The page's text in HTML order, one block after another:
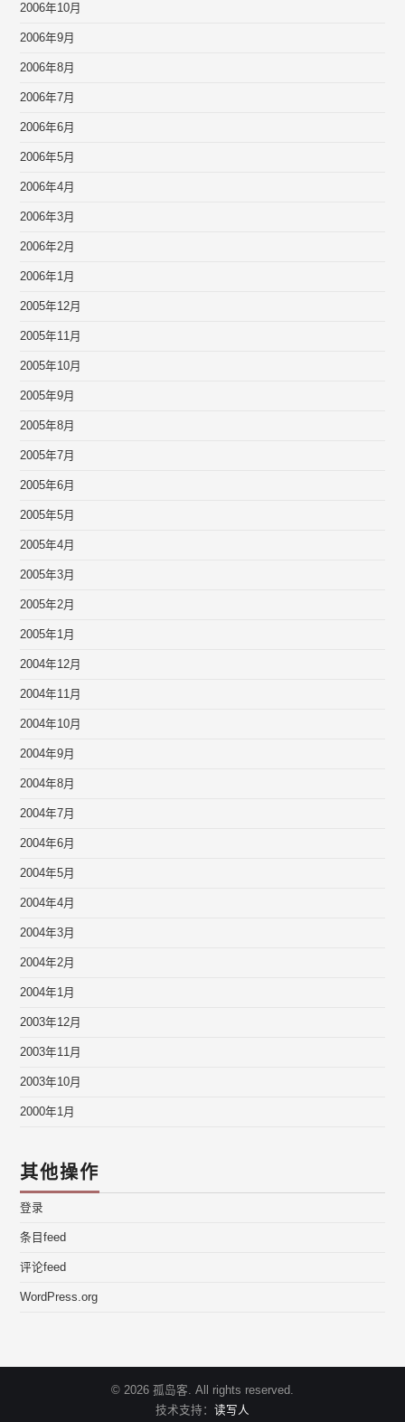
2006年10月
2006年9月
2006年8月
2006年7月
2006年6月
2006年5月
2006年4月
2006年3月
2006年2月
2006年1月
2005年12月
2005年11月
2005年10月
2005年9月
2005年8月
2005年7月
2005年6月
2005年5月
2005年4月
2005年3月
2005年2月
2005年1月
2004年12月
2004年11月
2004年10月
2004年9月
2004年8月
2004年7月
2004年6月
2004年5月
2004年4月
2004年3月
2004年2月
2004年1月
2003年12月
2003年11月
2003年10月
2000年1月
其他操作
登录
条目feed
评论feed
WordPress.org
© 2026 孤岛客. All rights reserved.
技术支持： 读写人